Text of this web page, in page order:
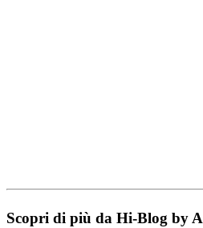
Scopri di più da Hi-Blog by